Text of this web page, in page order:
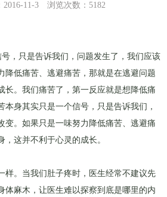
2016-11-3 浏览次数：5182
，只是告诉我们，问题发生了，我们应该
降低痛苦、逃避痛苦，那就是在逃避问题
长。我们痛苦了，第一反应就是想降低痛
本身其实只是一个信号，只是告诉我们，
变。如果只是一味努力降低痛苦、逃避痛
这并不利于心灵的成长。
。当我们肚子疼时，医生经常不建议先
体麻木，让医生难以探察到底是哪里的内